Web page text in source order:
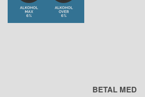
BETAL MED